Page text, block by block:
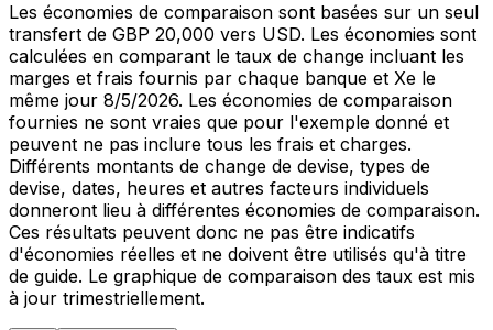
Les économies de comparaison sont basées sur un seul
transfert de GBP 20,000 vers USD. Les économies sont
calculées en comparant le taux de change incluant les
marges et frais fournis par chaque banque et Xe le
même jour 8/5/2026. Les économies de comparaison
fournies ne sont vraies que pour l'exemple donné et
peuvent ne pas inclure tous les frais et charges.
Différents montants de change de devise, types de
devise, dates, heures et autres facteurs individuels
donneront lieu à différentes économies de comparaison.
Ces résultats peuvent donc ne pas être indicatifs
d'économies réelles et ne doivent être utilisés qu'à titre
de guide. Le graphique de comparaison des taux est mis
à jour trimestriellement.